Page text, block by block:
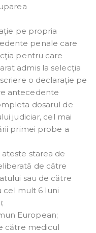
pe propria
penale care
pentru care
admis la selecţia
o declaraţie pe
antecedente
dosarul de
judiciar, cel mai
primei probe a
starea de
de către
sau de către
cel mult 6 luni
European;
către medicul